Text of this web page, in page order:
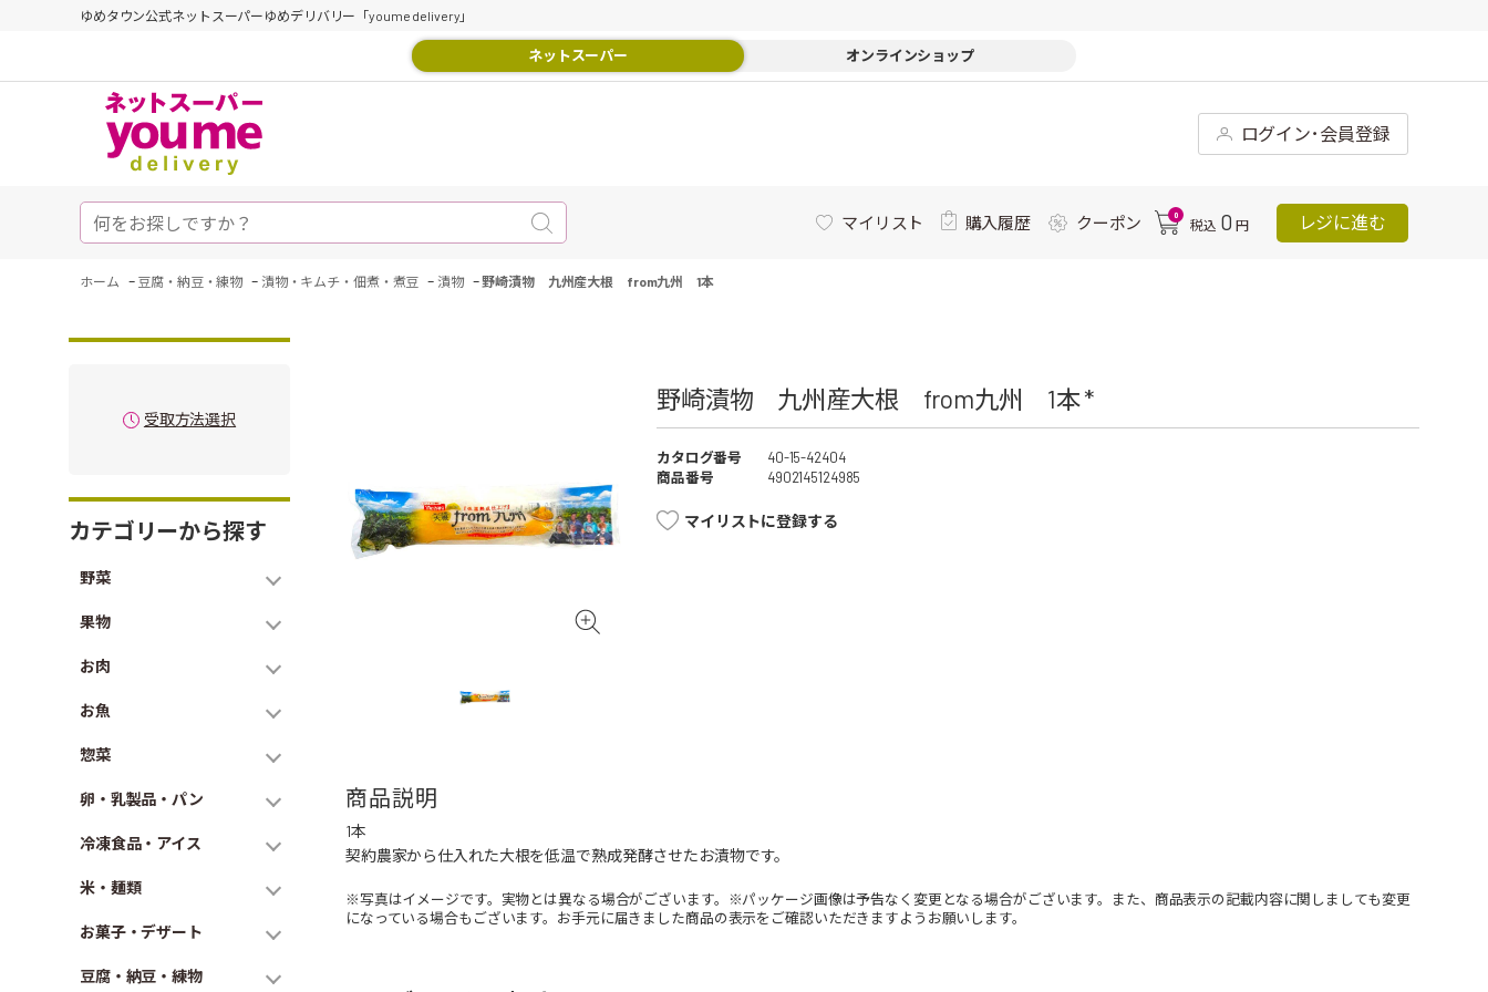
ゆめタウン公式ネットスーパーゆめデリバリー「youme delivery」
ネットスーパー オンラインショップ
ログイン･会員登録
マイリスト 購入履歴 クーポン 0
税込 0 円 レジに進む
ホーム - 豆腐・納豆・練物 - 漬物・キムチ・佃煮・煮豆 - 漬物 -野崎漬物 九州産大根 from九州 1本
受取方法選択
カテゴリーから探す
野菜
果物
お肉
お魚
惣菜
卵・乳製品・パン
冷凍食品・アイス
米・麺類
お菓子・デザート
豆腐・納豆・練物
野崎漬物 九州産大根 from九州 1本 *
カタログ番号
40-15-42404
商品番号
4902145124985
マイリストに登録する
商品説明
1本
契約農家から仕入れた大根を低温で熟成発酵させたお漬物です。
※写真はイメージです。実物とは異なる場合がございます。※パッケージ画像は予告なく変更となる場合がございます。また、商品表示の記載内容に関しましても変更
になっている場合もございます。お手元に届きました商品の表示をご確認いただきますようお願いします。